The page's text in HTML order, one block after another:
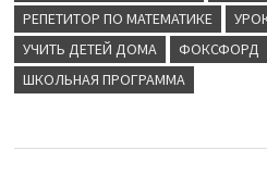
РЕПЕТИТОР ПО МАТЕМАТИКЕ
УЧИТЬ ДЕТЕЙ ДОМА
ФОКСФОРД
ШКОЛЬНАЯ ПРОГРАММА